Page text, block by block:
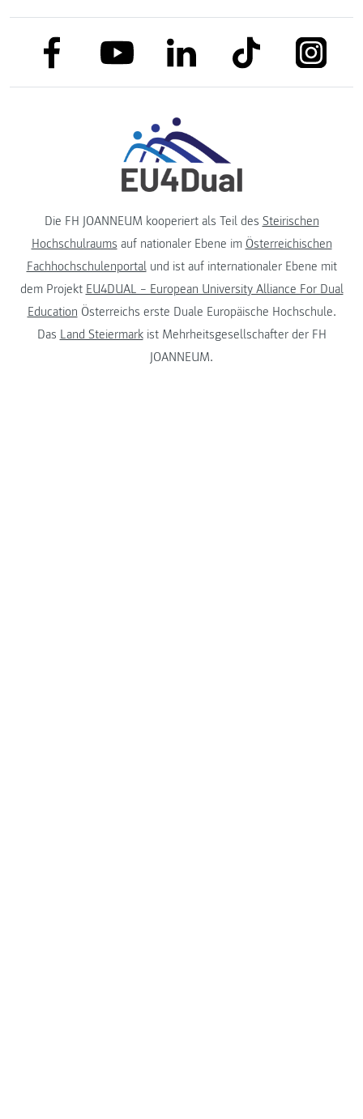
link to facebooklink to youtubelink to linkedinlink to tiktok link to
Die FH JOANNEUM kooperiert als Teil des Steirischen
Hochschulraums auf nationaler Ebene im Österreichischen
Fachhochschulenportalund ist auf internationaler Ebene mit
dem Projekt EU4DUAL – European University Alliance For Dual
Education Österreichs erste Duale Europäische Hochschule.
Das Land Steiermarkist Mehrheitsgesellschafter der FH
JOANNEUM.